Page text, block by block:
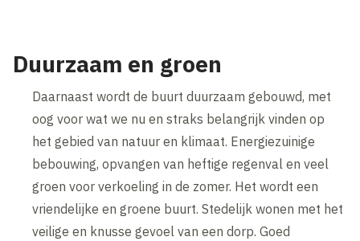
Duurzaam en groen
Daarnaast wordt de buurt duurzaam gebouwd, met
oog voor wat we nu en straks belangrijk vinden op
het gebied van natuur en klimaat. Energiezuinige
bebouwing, opvangen van heftige regenval en veel
groen voor verkoeling in de zomer. Het wordt een
vriendelijke en groene buurt. Stedelijk wonen met het
veilige en knusse gevoel van een dorp. Goed